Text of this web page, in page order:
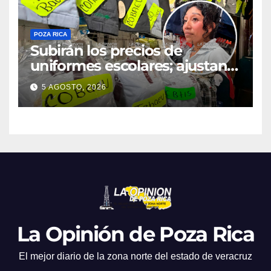
POZA RICA
Subirán los precios de
uniformes escolares; ajustan
promociones
5 AGOSTO, 2026
La Opinión de Poza Rica
El mejor diario de la zona norte del estado de veracruz